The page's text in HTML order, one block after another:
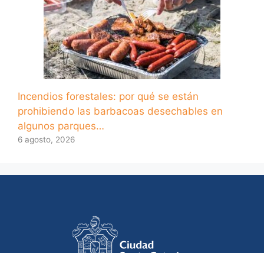
Incendios forestales: por qué se están
prohibiendo las barbacoas desechables en
algunos parques…
6 agosto, 2026